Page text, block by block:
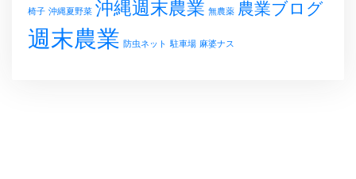
椅子 沖縄夏野菜 沖縄週末農業 無農薬 農業ブログ
週末農業 防虫ネット 駐車場 麻婆ナス